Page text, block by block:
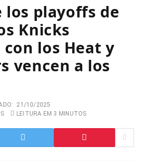
los playoffs de
Knicks
los Heat y
vencen a los
21/10/2025
LEITURA EM 3 MINUTOS